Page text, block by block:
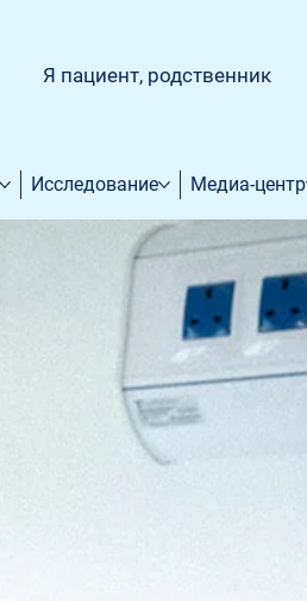
Я пациент, родственник
Исследование Медиа-центр